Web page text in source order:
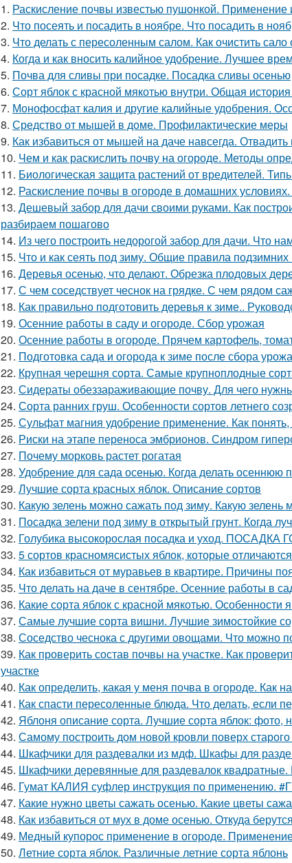
1. Раскисление почвы известью пушонкой. Применение
2. Что посеять и посадить в ноябре. Что посадить в
3. Что делать с пересоленным салом. Как очистить сало
4. Когда и как вносить калийное удобрение. Лучшее
5. Почва для сливы при посадке. Посадка сливы осенью
6. Сорт яблок с красной мякотью внутри. Общая
7. Монофосфат калия и другие калийные удобрения.
8. Средство от мышей в доме. Профилактические меры
9. Как избавиться от мышей на даче навсегда.
10. Чем и как раскислить почву на огороде. Методы
11. Биологическая защита растений от вредителей.
12. Раскисление почвы в огороде в домашних
13. Дешевый забор для дачи своими руками. Как
разбираем пошагово
14. Из чего построить недорогой забор для дачи. Что
15. Что и как сеять под зиму. Общие правила подзимних
16. Деревья осенью, что делают. Обрезка плодовых
17. С чем соседствует чеснок на грядке. С чем рядом
18. Как правильно подготовить деревья к зиме..
19. Осенние работы в саду и огороде. Сбор урожая
20. Осенние работы в огороде. Прячем картофель,
21. Подготовка сада и огорода к зиме после сбора
22. Крупная черешня сорта. Самые крупноплодные
23. Сидераты обеззараживающие почву. Для чего
24. Сорта ранних груш. Особенности сортов летнего
25. Сульфат магния удобрение применение. Как
26. Риски на этапе переноса эмбрионов. Синдром
27. Почему морковь растет рогатая
28. Удобрение для сада осенью. Когда делать осеннюю
29. Лучшие сорта красных яблок. Описание сортов
30. Какую зелень можно сажать под зиму. Какую
31. Посадка зелени под зиму в открытый грунт. Когда
32. Голубика высокорослая посадка и уход.
33. 5 сортов красномясистых яблок, которые
34. Как избавиться от муравьев в квартире. Причины
35. Что делать на даче в сентябре. Осенние работы в
36. Какие сорта яблок с красной мякотью. Особенности
37. Самые лучшие сорта вишни. Лучшие зимостойкие
38. Соседство чеснока с другими овощами. Что можно
39. Как проверить состав почвы на участке. Как
участке
40. Как определить, какая у меня почва в огороде. Как
41. Как спасти пересоленные блюда. Что делать, если
42. Яблоня описание сорта. Лучшие сорта яблок: фото,
43. Самому построить дом новой кровли поверх
44. Шкафчики для раздевалки из мдф. Шкафы для
45. Шкафчики деревянные для раздевалок
46. Гумат КАЛИЯ суфлер инструкция по применению.
47. Какие нужно цветы сажать осенью. Какие цветы
48. Как избавиться от мух в доме осенью. Откуда
49. Медный купорос применение в огороде.
50. Летние сорта яблок. Различные летние сорта яблонь